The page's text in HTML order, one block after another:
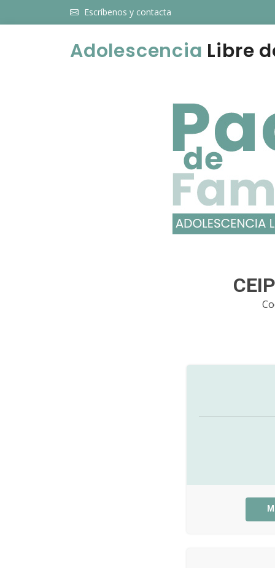
Escríbenos y contacta
Adolescencia Libre